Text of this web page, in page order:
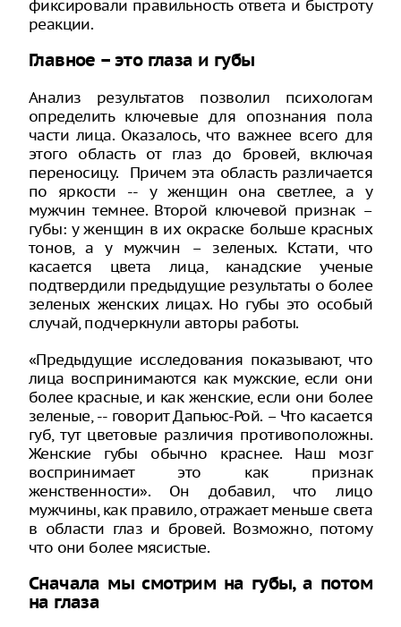
фиксировали правильность ответа и быстроту
реакции.
Главное – это глаза и губы
Анализ результатов позволил психологам
определить ключевые для опознания пола
части лица. Оказалось, что важнее всего для
этого область от глаз до бровей, включая
переносицу. Причем эта область различается
по яркости -- у женщин она светлее, а у
мужчин темнее. Второй ключевой признак –
губы: у женщин в их окраске больше красных
тонов, а у мужчин – зеленых. Кстати, что
касается цвета лица, канадские ученые
подтвердили предыдущие результаты о более
зеленых женских лицах. Но губы это особый
случай, подчеркнули авторы работы.
«Предыдущие исследования показывают, что
лица воспринимаются как мужские, если они
более красные, и как женские, если они более
зеленые, -- говорит Дапьюс-Рой. – Что касается
губ, тут цветовые различия противоположны.
Женские губы обычно краснее. Наш мозг
воспринимает это как признак
женственности». Он добавил, что лицо
мужчины, как правило, отражает меньше света
в области глаз и бровей. Возможно, потому
что они более мясистые.
Сначала мы смотрим на губы, а потом
на глаза